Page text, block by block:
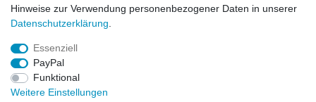
Hinweise zur Verwendung personenbezogener Daten in unserer
Daten­schutz­erklärung
Essenziell
PayPal
Funktional
Weitere Einstellungen